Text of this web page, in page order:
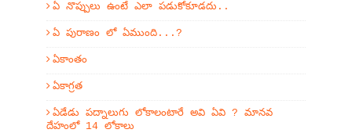
ఏ నొప్పులు ఉంటే ఎలా పడుకోకూడదు..
ఏ పురాణం లో ఏముంది...?
ఏకాంతం
ఏకాగ్రత
ఏడేడు పద్నాలుగు లోకాలంటారే అవి ఏవి ? మానవ
దేహంలో 14 లోకాలు